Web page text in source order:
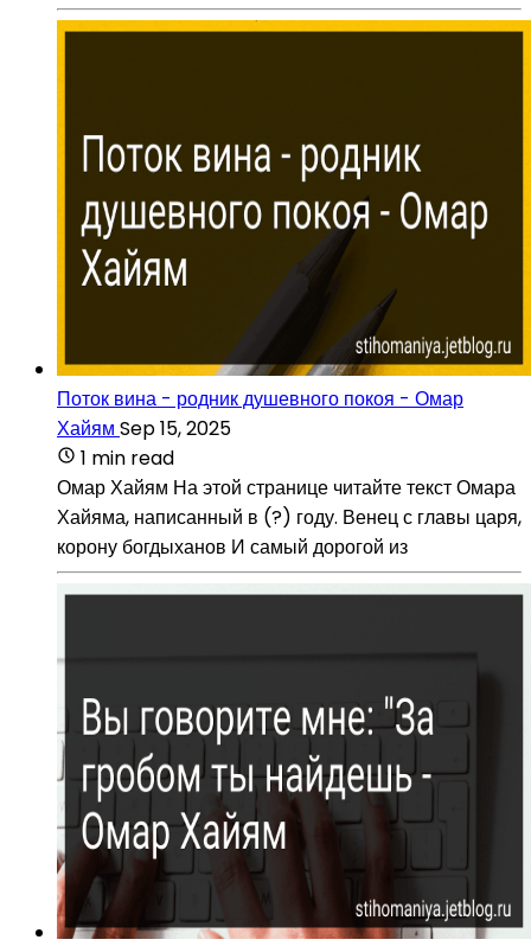
Поток вина - родник душевного покоя - Омар
Хайям Sep 15, 2025
1 min read
Омар Хайям На этой странице читайте текст Омара
Хайяма, написанный в (?) году. Венец с главы царя,
корону богдыханов И самый дорогой из